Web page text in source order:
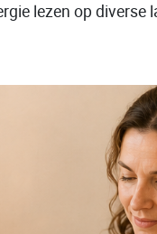
lezen op diverse